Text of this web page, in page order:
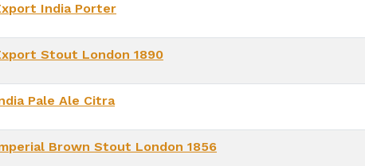
India Porter
Stout London 1890
Pale Ale Citra
Brown Stout London 1856